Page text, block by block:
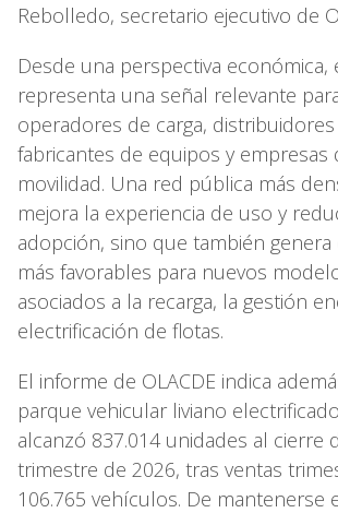
Rebolledo, secretario ejecutivo de
Desde una perspectiva económica,
representa una señal relevante
operadores de carga,
fabricantes de equipos y empresas
movilidad. Una red pública más
mejora la experiencia de uso y
adopción, sino que también
más favorables para nuevos
asociados a la recarga, la gestión
electrificación de flotas.
El informe de OLACDE indica
parque vehicular liviano
alcanzó 837.014 unidades al cierre
trimestre de 2026, tras ventas
106.765 vehículos. De mantenerse